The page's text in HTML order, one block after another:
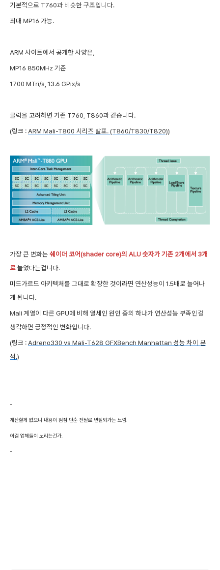
기본적으로 T760과 비슷한 구조입니다.
최대 MP16 가능.
ARM 사이트에서 공개한 사양은,
MP16 850MHz 기준
1700 MTri/s, 13.6 GPix/s
클럭을 고려하면 기존 T760, T860과 같습니다.
(링크 : ARM Mali-T800 시리즈 발표. (T860/T830/T820))
가장 큰 변화는 쉐이더 코어(shader core)의 ALU 숫자가 기존 2개에서 3개
로늘었다는겁니다.
미드가르드 아키텍처를 그대로 확장한 것이라면 연산성능이 1.5배로 늘어나
게 됩니다.
Mali 계열이 다른 GPU에 비해 열세인 원인 중의 하나가 연산성능 부족인걸
생각하면 긍정적인 변화입니다.
(링크 : Adreno330 vs Mali-T628 GFXBench Manhattan 성능 차이 분
석.)
-
계산할게 없으니 내용이 점점 단순 전달로 변질되가는 느낌.
이걸 업체들이 노리는건가.
-